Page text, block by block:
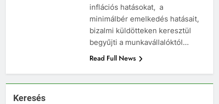
inflációs hatásokat, a
minimálbér emelkedés hatásait,
bizalmi küldötteken keresztül
begyűjti a munkavállalóktól…
Read Full News
Keresés